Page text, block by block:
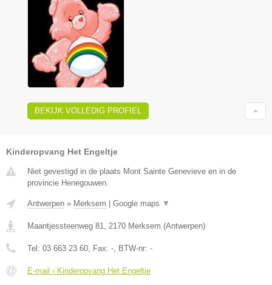
BEKIJK VOLLEDIG PROFIEL
Kinderopvang Het Engeltje
Niet gevestigd in de plaats Mont Sainte Genevieve en in de
provincie Henegouwen.
Antwerpen » Merksem Google maps ▼
Maantjessteenweg 81 2170 Merksem (Antwerpen)
Tel: 03 663 23 60 , Fax: - , BTW-nr: -
E-mail › Kinderopvang Het Engeltje